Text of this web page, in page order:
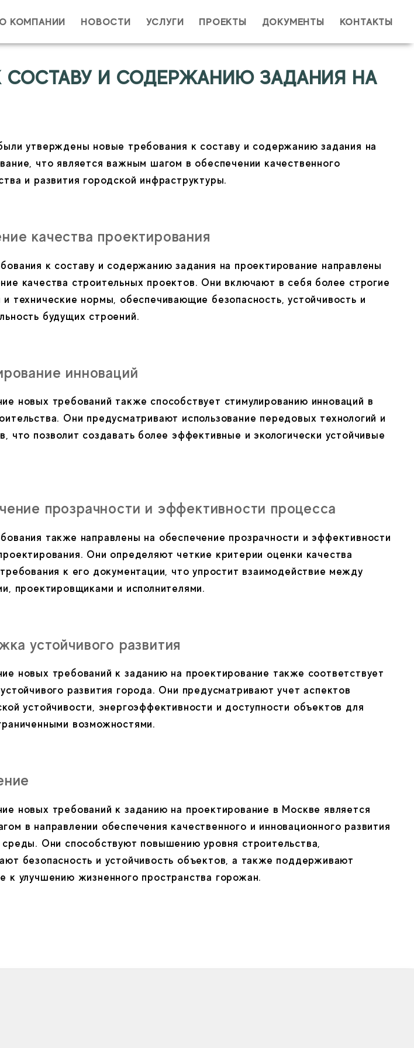
О КОМПАНИИ НОВОСТИ УСЛУГИ ПРОЕКТЫ ДОКУМЕНТЫ КОНТАКТЫ
СОСТАВУ И СОДЕРЖАНИЮ ЗАДАНИЯ НА
утверждены новые требования к составу и содержанию задания на
что является важным шагом в обеспечении качественного
и развития городской инфраструктуры.
качества проектирования
к составу и содержанию задания на проектирование направлены
качества строительных проектов. Они включают в себя более строгие
и технические нормы, обеспечивающие безопасность, устойчивость и
будущих строений.
инноваций
новых требований также способствует стимулированию инноваций в
Они предусматривают использование передовых технологий и
что позволит создавать более эффективные и экологически устойчивые
прозрачности и эффективности процесса
также направлены на обеспечение прозрачности и эффективности
Они определяют четкие критерии оценки качества
к его документации, что упростит взаимодействие между
проектировщиками и исполнителями.
устойчивого развития
новых требований к заданию на проектирование также соответствует
развития города. Они предусматривают учет аспектов
устойчивости, энергоэффективности и доступности объектов для
возможностями.
новых требований к заданию на проектирование в Москве является
в направлении обеспечения качественного и инновационного развития
среды. Они способствуют повышению уровня строительства,
безопасность и устойчивость объектов, а также поддерживают
к улучшению жизненного пространства горожан.